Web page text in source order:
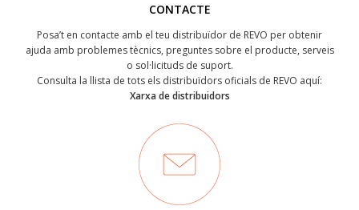
CONTACTE
Posa’t en contacte amb el teu distribuïdor de REVO per obtenir
ajuda amb problemes tècnics, preguntes sobre el producte, serveis
o sol·licituds de suport.
Consulta la llista de tots els distribuïdors oficials de REVO aquí:
Xarxa de distribuidors